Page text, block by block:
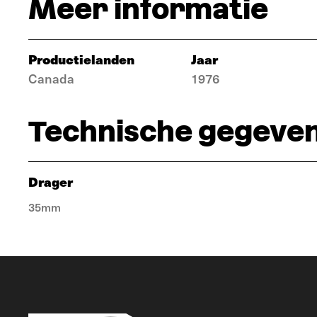
Meer informatie
Productielanden
Canada
Jaar
1976
Technische
Drager
35mm